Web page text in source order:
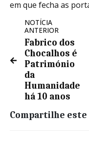
em que fecha as
NOTÍCIA
ANTERIOR
Fabrico dos
Chocalhos é
Património
da
Humanidade
há 10 anos
Compartilhe